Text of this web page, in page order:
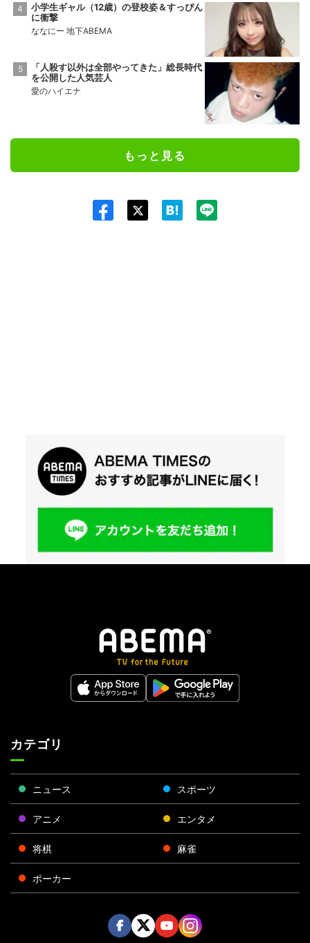
小学生ギャル（12歳）の登校姿＆すっぴん
に衝撃
ななにー 地下ABEMA
「人殺す以外は全部やってきた」総長時代
を公開した人気芸人
愛のハイエナ
もっと見る
カテゴリ
ニュース スポーツ
アニメ エンタメ
将棋 麻雀
ポーカー